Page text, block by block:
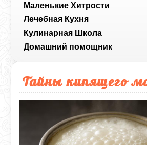
Маленькие Хитрости
Лечебная Кухня
Кулинарная Школа
Домашний помощник
Тайны кипящего